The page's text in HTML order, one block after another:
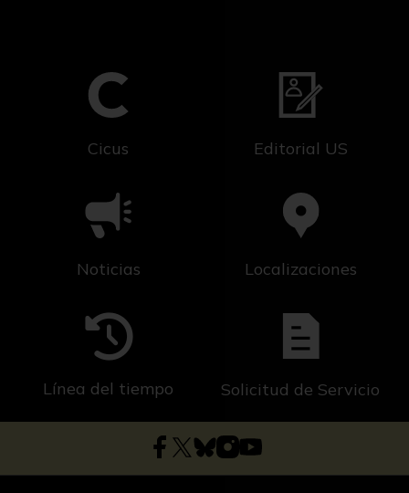
Cicus Editorial US
Noticias Localizaciones
Línea del tiempo Solicitud de Servicio